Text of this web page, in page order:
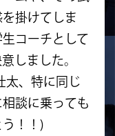
掛けてしま
コーチとして
しました。
太、特に同じ
談に乗っても
！！)